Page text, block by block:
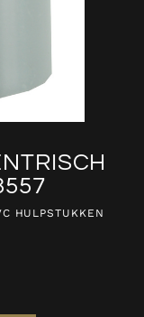
HULPSTUKKEN